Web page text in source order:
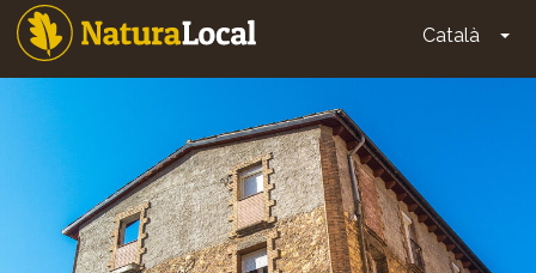
Català
Main
navigation